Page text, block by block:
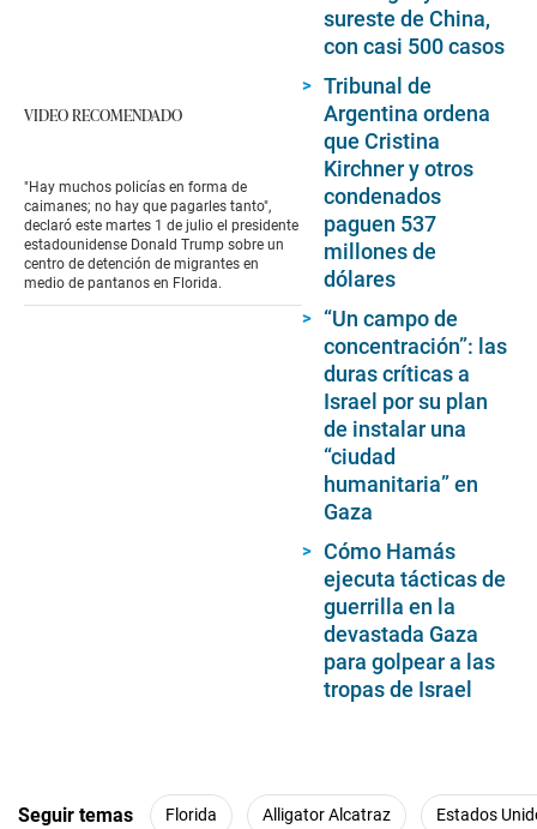
VIDEO RECOMENDADO
"Hay muchos policías en forma de
caimanes; no hay que pagarles tanto",
declaró este martes 1 de julio el presidente
estadounidense Donald Trump sobre un
centro de detención de migrantes en
medio de pantanos en Florida.
sureste de China,
con casi 500 casos
Tribunal de
Argentina ordena
que Cristina
Kirchner y otros
condenados
paguen 537
millones de
dólares
“Un campo de
concentración”: las
duras críticas a
Israel por su plan
de instalar una
“ciudad
humanitaria” en
Gaza
Cómo Hamás
ejecuta tácticas de
guerrilla en la
devastada Gaza
para golpear a las
tropas de Israel
Seguir temas Florida Alligator Alcatraz Estados